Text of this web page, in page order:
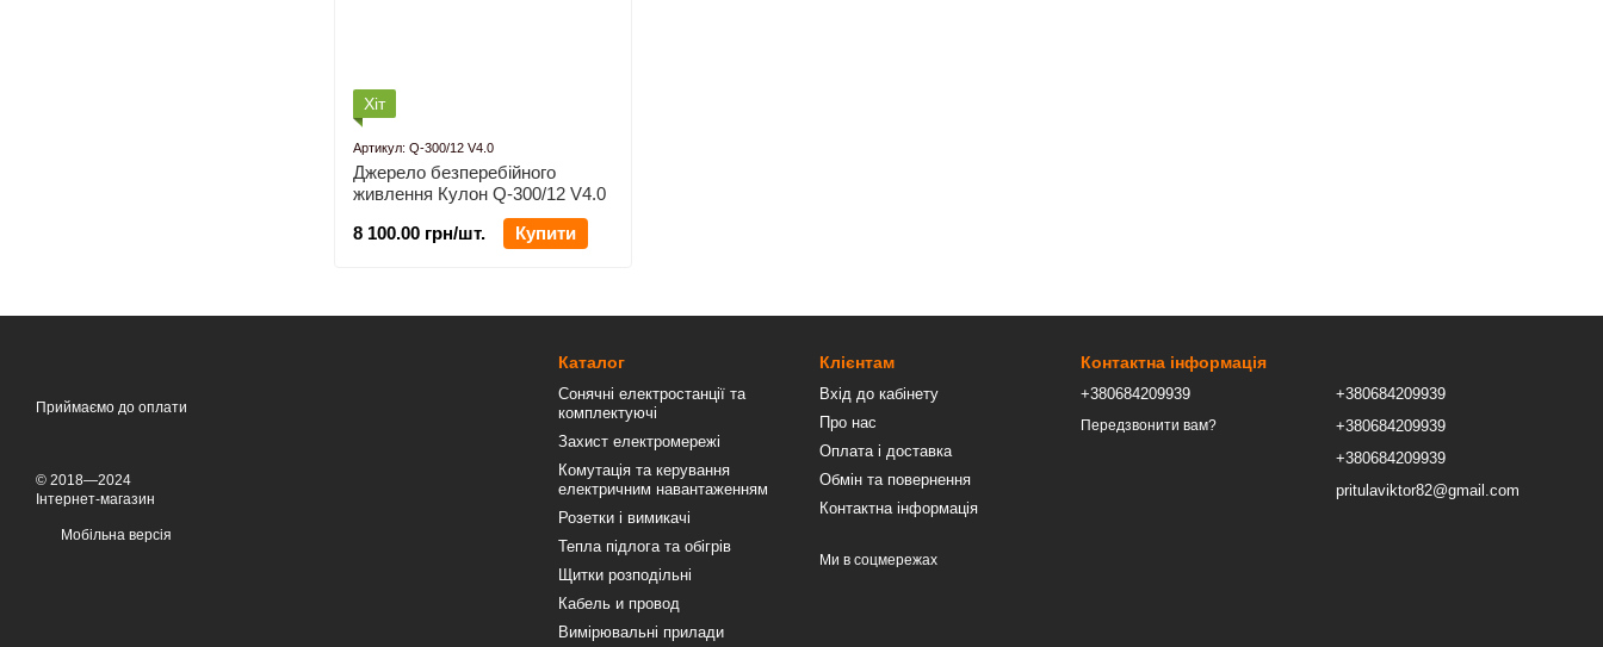
Хіт
Артикул: Q-300/12 V4.0
Джерело безперебійного
живлення Кулон Q-300/12 V4.0
8 100.00 грн/шт.
Купити
Приймаємо до оплати
© 2018—2024
Інтернет-магазин
Мобільна версія
Каталог
Сонячні електростанції та
комплектуючі
Захист електромережі
Комутація та керування
електричним навантаженням
Розетки і вимикачі
Тепла підлога та обігрів
Щитки розподільні
Кабель и провод
Вимірювальні прилади
Клієнтам
Вхід до кабінету
Про нас
Оплата і доставка
Обмін та повернення
Контактна інформація
Ми в соцмережах
Контактна інформація
+380684209939
Передзвонити вам?
+380684209939
+380684209939
+380684209939
pritulaviktor82@gmail.com